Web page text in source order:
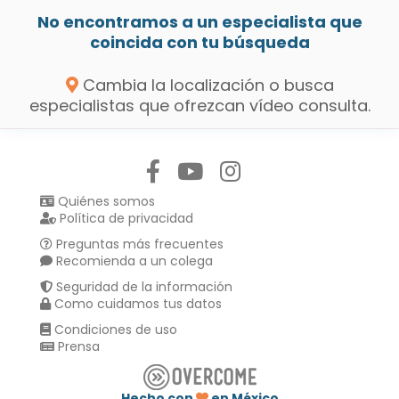
No encontramos a un especialista que
coincida con tu búsqueda
Cambia la localización o busca
especialistas que ofrezcan vídeo consulta.
Quiénes somos
Política de privacidad
Preguntas más frecuentes
Recomienda a un colega
Seguridad de la información
Como cuidamos tus datos
Condiciones de uso
Prensa